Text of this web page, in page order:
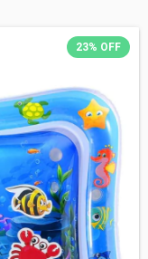
23% OFF